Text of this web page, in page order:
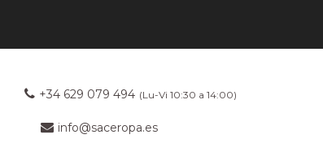
+34 629 079 494 (Lu-Vi 10:30 a 14:00)
info@saceropa.es